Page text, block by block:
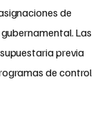
de
Las
previa
de control